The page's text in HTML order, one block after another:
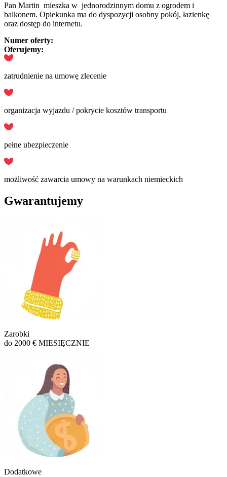
Pan Martin mieszka w jednorodzinnym domu z ogrodem i
balkonem. Opiekunka ma do dyspozycji osobny pokój, łazienkę
oraz dostęp do internetu.
Numer oferty:
Oferujemy:
zatrudnienie na umowę zlecenie
organizacja wyjazdu / pokrycie kosztów transportu
pełne ubezpieczenie
możliwość zawarcia umowy na warunkach niemieckich
Gwarantujemy
Zarobki
do 2000 € MIESIĘCZNIE
Dodatkowe